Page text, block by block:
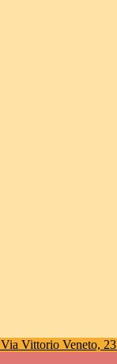
Via Vittorio Veneto, 23